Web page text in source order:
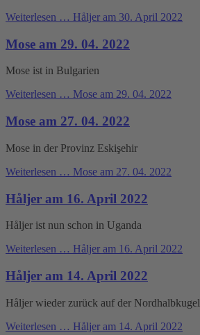
Weiterlesen … Håljer am 30. April 2022
Mose am 29. 04. 2022
Mose ist in Bulgarien
Weiterlesen … Mose am 29. 04. 2022
Mose am 27. 04. 2022
Mose in der Provinz Eskişehir
Weiterlesen … Mose am 27. 04. 2022
Håljer am 16. April 2022
Håljer ist nun schon in Uganda
Weiterlesen … Håljer am 16. April 2022
Håljer am 14. April 2022
Håljer wieder zurück auf der Nordhalbkugel
Weiterlesen … Håljer am 14. April 2022